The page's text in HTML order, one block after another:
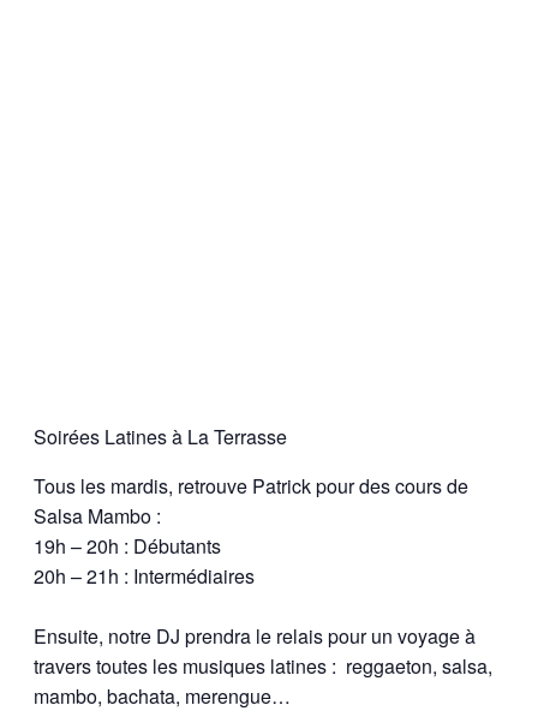
Soirées Latines à La Terrasse
Tous les mardis, retrouve Patrick pour des cours de
Salsa Mambo :
19h – 20h : Débutants
20h – 21h : Intermédiaires
Ensuite, notre DJ prendra le relais pour un voyage à
travers toutes les musiques latines : reggaeton, salsa,
mambo, bachata, merengue…